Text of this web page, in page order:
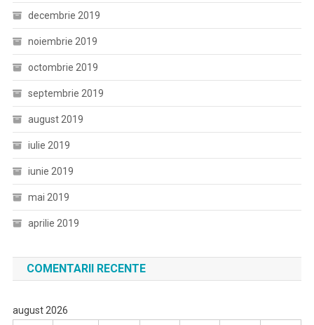
decembrie 2019
noiembrie 2019
octombrie 2019
septembrie 2019
august 2019
iulie 2019
iunie 2019
mai 2019
aprilie 2019
COMENTARII RECENTE
august 2026